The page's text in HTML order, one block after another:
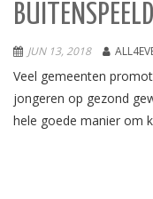
JUN 13, 2018
Veel gemeenten
jongeren op gezond
hele goede manier om